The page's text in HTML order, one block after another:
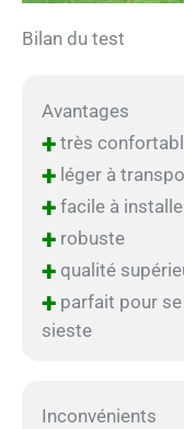
Bilan du test
Avantages
+très
+léger à
+facile à
+robuste
+qualité
+parfait pour se
sieste
Inconvénients